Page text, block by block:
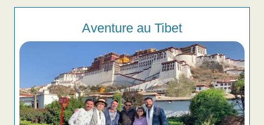
Aventure au Tibet